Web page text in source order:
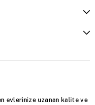
evlerinize uzanan kalite ve